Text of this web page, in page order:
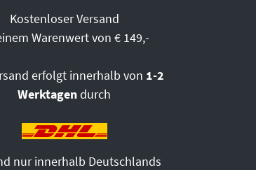
Kostenloser Versand
Warenwert von € 149,-
erfolgt innerhalb von 1-2
Werktagendurch
nur innerhalb Deutschlands